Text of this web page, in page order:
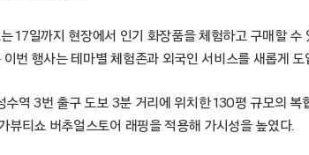
17일까지 현장에서 인기 화장품을 체험하고 구매할 수
번 행사는 테마별 체험존과 외국인 서비스를 새롭게 도
수역 3번 출구 도보 3분 거리에 위치한 130평 규모의 복
뷰티쇼 버추얼스토어 래핑을 적용해 가시성을 높였다.